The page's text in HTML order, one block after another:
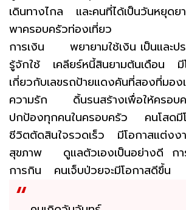
เดินทางไกล และคนที่ได้เป็นวันหยุดย
พาครอบครัวท่องเที่ยว
การเงิน พยายามใช้เงิน เป็นและปร
รู้จักใช้ เคลียร์หนี้สินยามต้นเดือน มี
เกี่ยวกับเลขรถป้ายแดงคันที่สองที่มอง
ความรัก ดิ้นรนสร้างเพื่อให้ครอบ
ปกป้องทุกคนในครอบครัว คนโสดมี
ชีวิตตัดสินใจรวดเร็ว มีโอกาสแต่งง
สุขภาพ ดูแลตัวเองเป็นอย่างดี การ
การกิน คนเจ็บป่วยจะมีโอกาสดีขึ้น